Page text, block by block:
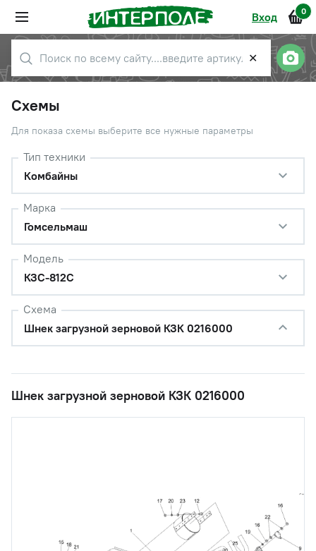
Вход 0
✕
Схемы
Для показа схемы выберите все нужные параметры
Тип техники
Комбайны
Марка
Гомсельмаш
Модель
КЗС-812С
Схема
Шнек загрузной зерновой КЗК 0216000
Шнек загрузной зерновой КЗК 0216000